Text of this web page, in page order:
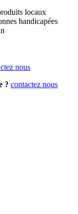
locaux
handicapées
nous
? contactez nous